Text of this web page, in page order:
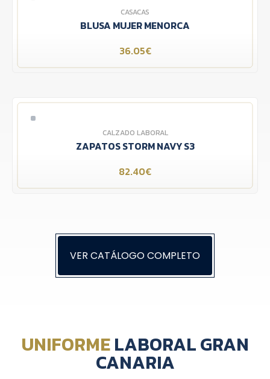
CASACAS
BLUSA MUJER MENORCA
36.05€
CALZADO LABORAL
ZAPATOS STORM NAVY S3
82.40€
VER CATÁLOGO COMPLETO
UNIFORMELABORAL GRAN
CANARIA